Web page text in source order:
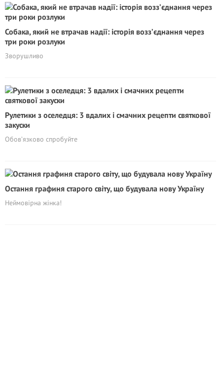
Собака, який не втрачав надії: історія возз’єднання через
три роки розлуки
Зворушливо
Рулетики з оселедця: 3 вдалих і смачних рецепти святкової
закуски
Обов’язково спробуйте
Остання графиня старого світу, що будувала нову Україну
Неймовірна жінка!